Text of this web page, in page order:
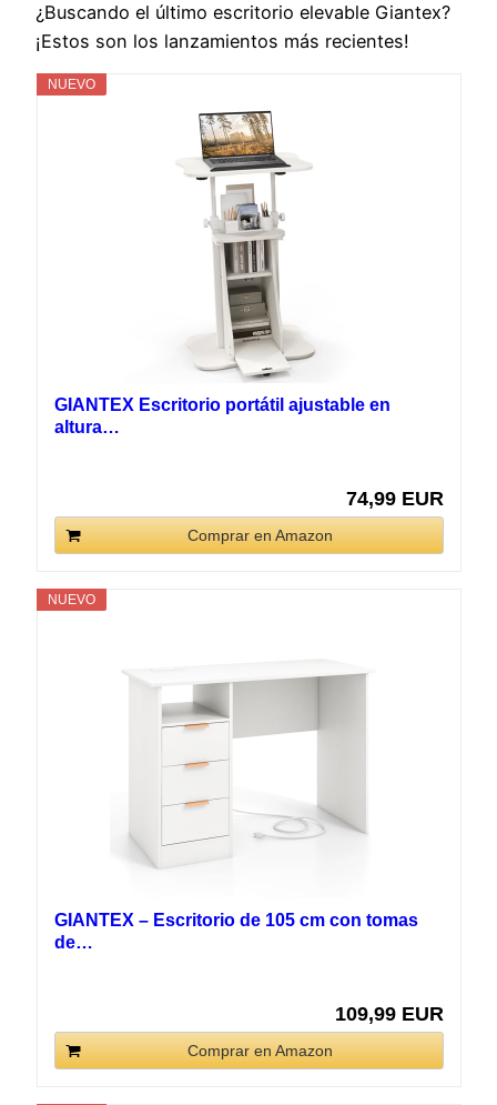
¿Buscando el último escritorio elevable Giantex?
¡Estos son los lanzamientos más recientes!
NUEVO
GIANTEX Escritorio portátil ajustable en
altura…
74,99 EUR
Comprar en Amazon
NUEVO
GIANTEX – Escritorio de 105 cm con tomas
de…
109,99 EUR
Comprar en Amazon